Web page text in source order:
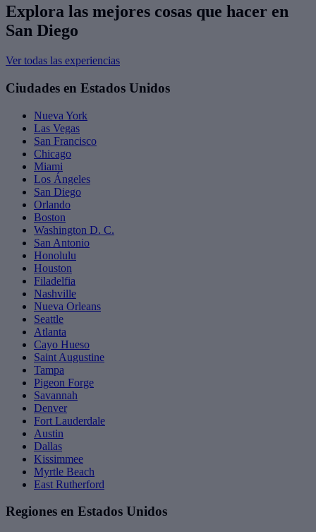
Explora las mejores cosas que hacer en
San Diego
Ver todas las experiencias
Ciudades en Estados Unidos
Nueva York
Las Vegas
San Francisco
Chicago
Miami
Los Ángeles
San Diego
Orlando
Boston
Washington D. C.
San Antonio
Honolulu
Houston
Filadelfia
Nashville
Nueva Orleans
Seattle
Atlanta
Cayo Hueso
Saint Augustine
Tampa
Pigeon Forge
Savannah
Denver
Fort Lauderdale
Austin
Dallas
Kissimmee
Myrtle Beach
East Rutherford
Regiones en Estados Unidos